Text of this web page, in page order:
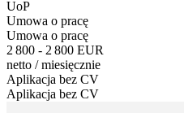
UoP
Umowa o pracę
Umowa o pracę
2 800 - 2 800 EUR
netto /miesięcznie
Aplikacja bez CV
Aplikacja bez CV